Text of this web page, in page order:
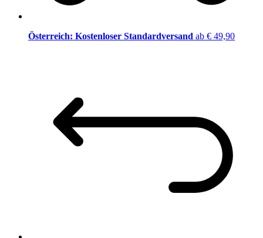
Österreich: Kostenloser Standardversand ab € 49,90